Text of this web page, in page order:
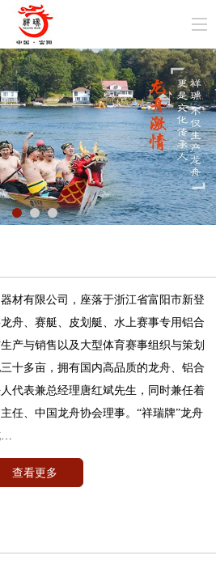
材有限公司，座落于浙江省富阳市新登
舟、赛艇、皮划艇、水上赛事专用铝合
产与销售以及大型体育赛事组织与策划
十多亩，拥有国内高品质的龙舟、铝合
代表兼总经理唐红斌先生，同时兼任着
任、中国龙舟协会理事。“祥瑞牌”龙舟
查看更多